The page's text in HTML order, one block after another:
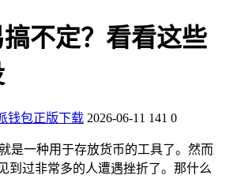
不定？看看这些
钱包正版下载 2026-06-11 141 0
是一种用于存放货币的工具了。然而
到过非常多的人遭遇挫折了。那什么